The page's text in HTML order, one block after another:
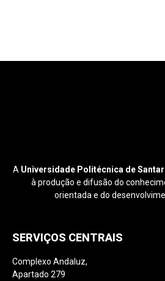
A Universidade Politécnica de
à produção e difusão do
orientada e do
SERVIÇOS CENTRAIS
Complexo Andaluz,
Apartado 279